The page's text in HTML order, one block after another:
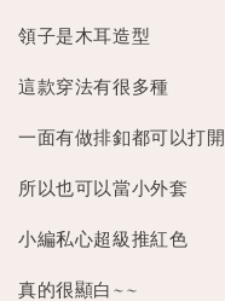
領子是木耳造型
這款穿法有很多種
一面有做排釦都可以打開
所以也可以當小外套
小編私心超級推紅色
真的很顯白~~